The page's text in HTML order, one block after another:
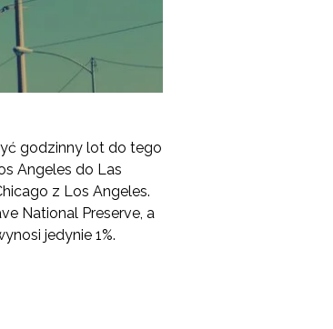
godzinny lot do tego
Angeles do Las
z Los Angeles.
National Preserve, a
jedynie 1%.